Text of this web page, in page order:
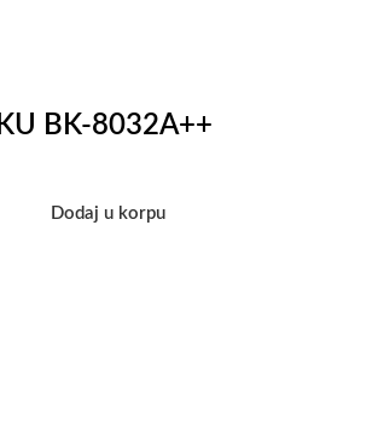
BK-8032A++
Dodaj u korpu